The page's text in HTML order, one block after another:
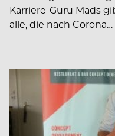
Karriere-Guru Mads
alle, die nach Corona…